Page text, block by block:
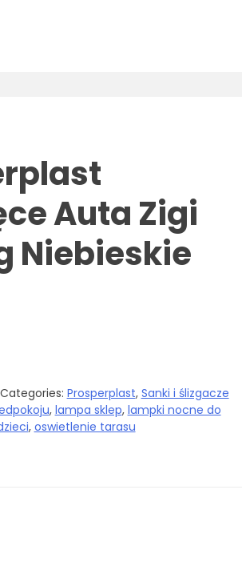
Auta Zigi
Niebieskie
Categories: Prosperplast, Sanki i ślizgacze
, lampa sklep, lampki nocne do
, oswietlenie tarasu